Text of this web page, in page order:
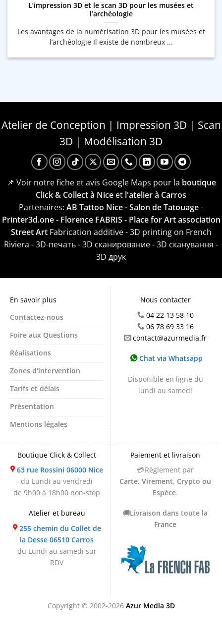
L’impression 3D et le scan 3D pour les musées et
l’archéologie
Les avantages de la numérisation 3D pour les musées et
l’archéologie Il existe de nombreux ...
Atelier de Conception | Impression 3D | Scan
3D | Modélisation 3D
📌 Voir notre fiche et avis Google Maps pour la boutique
Click & Collect à Nice et l'atelier à Carros
Partenaires: AB Tattoo Nice - Salon de Tatouage-
Printer3d.one- Florence FABRIS - Place for Art association
Street ArtFabrication additive - 3D printing on French
Riviera - 3D-печать - 3D сканирование - 3D сканування -
3D друк
En savoir plus
Contactez-nous
Foire aux Questions
Réalisations
Zones d'intervention
Tarifs et délais
Présentation
Mentions légales
Nous contacter
04 22 13 58 10
06 78 69 33 16
contact@azurmedia.fr
Chat via Whatsapp
Disponible en ligne du
lundi au samedi
Boutique Click & Collect
63 rue Rossini 06000 Nice
du Lundi au vendredi
de 9h00 à 18h00 non-stop
Atelier et bureau
255 chemin du Collet de
la Desse 06510 Carros
du Lundi au samedi sur
RDV
Paiement et livraison
💳Règlement par
Carte, Virement, Crypto ou
Espèce.
🚚Livraison dans toute la
France
Copyright © 2002-2026 Azur Media 3D